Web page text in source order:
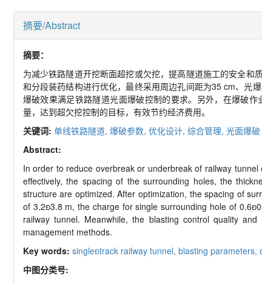
摘要/Abstract
摘要：
为减少铁路隧道开挖断面超挖或欠挖，提高隧道施工的安全
和分段装药结构进行优化，最终采用周边孔间距为35 cm、光
爆破效果满足铁路隧道光面爆破控制的要求。另外，在爆破
量，达到超欠挖控制的目标，有效节约经济费用。
关键词: 单线铁路隧道, 爆破参数, 优化设计, 综合管理, 光面爆破
Abstract:
In order to reduce overbreak or underbreak of railway
effectively, the spacing of the surrounding holes, the
structure are optimized. After optimization, the spacing of
of 3.23.8 m, the charge for single surrounding hole of
railway tunnel. Meanwhile, the blasting control quality
management methods.
Key words: singletrack railway tunnel, blasting parameters,
中图分类号: